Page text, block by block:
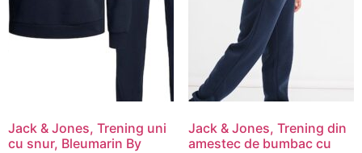
Jack & Jones, Trening uni
cu snur, Bleumarin By
Jack & Jones, Trening din
amestec de bumbac cu